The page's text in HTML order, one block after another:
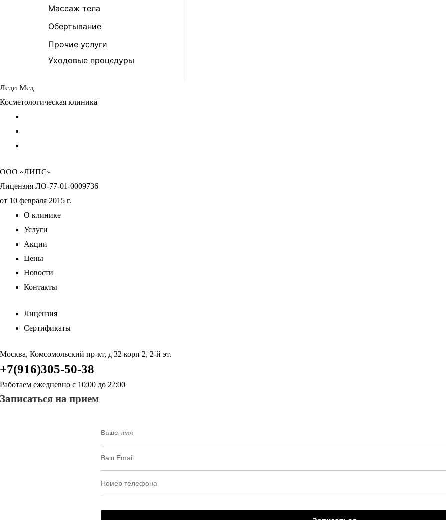
Массаж тела
Обертывание
Прочие услуги
Уходовые процедуры
Леди Мед
Косметологическая клиника
ООО «ЛИПС»
Лицензия ЛО-77-01-0009736
от 10 февраля 2015 г.
О клинике
Услуги
Акции
Цены
Новости
Контакты
Лицензия
Сертификаты
Москва, Комсомольский пр-кт, д 32 корп 2, 2-й эт.
+7(916)305-50-38
Работаем ежедневно с 10:00 до 22:00
Записаться на прием